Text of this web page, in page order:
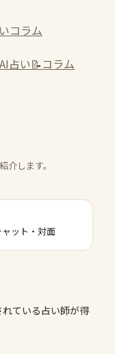
コラム
AI占い📝コラム
します。
ット・対面
ている占い師が得